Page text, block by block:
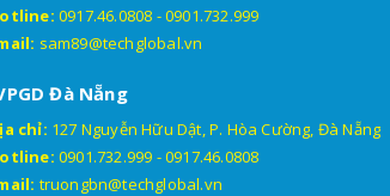
0917.46.0808 -0901.732.999
sam89@techglobal.vn
Đà Nẵng
chỉ: 127 Nguyễn Hữu Dật, P. Hòa Cường, Đà Nẵng
0901.732.999 -0917.46.0808
truongbn@techglobal.vn